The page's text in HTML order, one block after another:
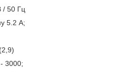
/ 50 Гц
5.2 A;
3000;